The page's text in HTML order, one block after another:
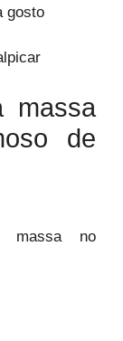
gosto
massa
de
massa no